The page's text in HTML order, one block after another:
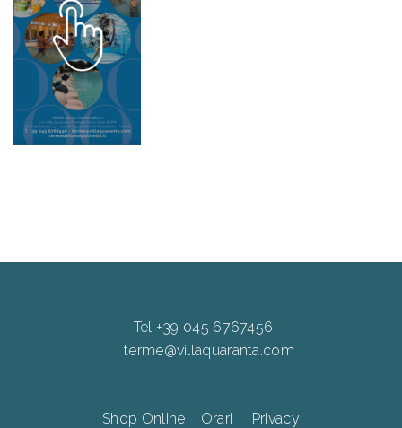
Tel +39 045 6767456
terme@villaquaranta.com
Shop Online Orari
Privacy